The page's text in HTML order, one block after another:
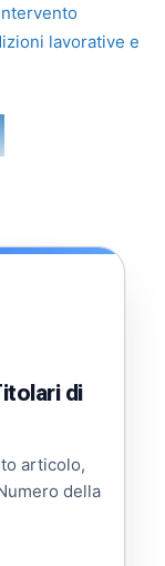
lavorative e
di
articolo,
della